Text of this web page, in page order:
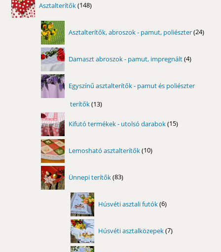
Asztalterítők 148
termék
Asztalterítők, abroszok - pamut, poliészter 24
Damaszt abroszok - pamut, impregnált 4
termék
Egyszínű asztalterítők - pamut és poliészter
terítők 1313
Kifutó termékek - utolsó darabok 15
termék
Lemosható asztalterítők 10
termék
Ünnepi terítők 83
termék
Húsvéti asztali futók 6
termék
Húsvéti asztalközepek 7
termék